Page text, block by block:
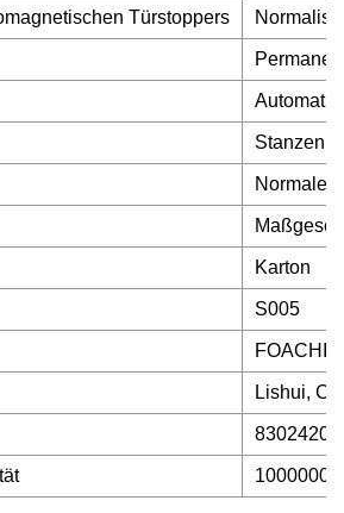
Türstoppers
Stanzen
Normale
Karton
S005
FOACHI/
Lishui,